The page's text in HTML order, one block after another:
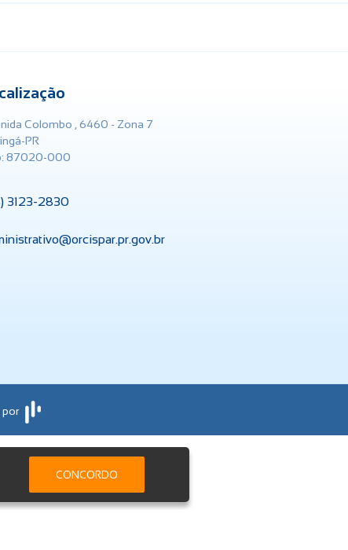
Colombo , 6460 - Zona 7
PR
87020-000
3123-2830
por
Serviços On-line
CONCORDO